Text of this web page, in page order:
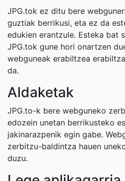
JPG.tok ez ditu bere
guztiak berrikusi, eta ez da
edukien erantzule. Esteka bat
JPG.tok gune hori onartzen
webguneak erabiltzea
da.
Aldaketak
JPG.to-k bere webguneko
edozein unetan berrikusteko
jakinarazpenik egin gabe.
zerbitzu-baldintza hauen
duzu.